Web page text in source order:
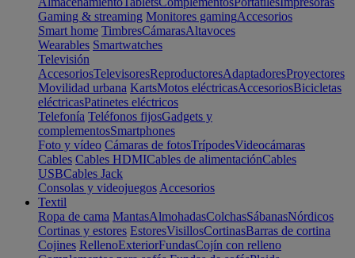
Gaming & streaming Monitores gamingAccesorios
Smart home TimbresCámarasAltavoces
Wearables Smartwatches
Televisión
AccesoriosTelevisoresReproductoresAdaptadoresProyectores
Movilidad urbana KartsMotos eléctricasAccesoriosBicicletas
eléctricasPatinetes eléctricos
Telefonía Teléfonos fijosGadgets y
complementosSmartphones
Foto y vídeo Cámaras de fotosTrípodesVideocámaras
Cables Cables HDMICables de alimentaciónCables
USBCables Jack
Consolas y videojuegos Accesorios
Textil
Ropa de cama MantasAlmohadasColchasSábanasNórdicos
Cortinas y estores EstoresVisillosCortinasBarras de cortina
Cojines RellenoExteriorFundasCojín con relleno